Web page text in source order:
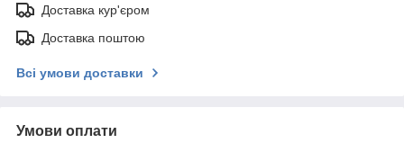
Доставка кур'єром
Доставка поштою
Всі умови доставки
Умови оплати